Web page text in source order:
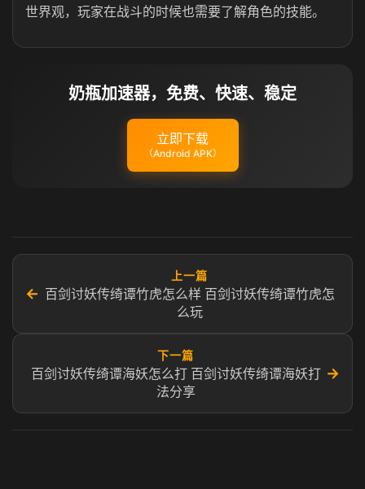
世界观，玩家在战斗的时候也需要了解角色的技能。
奶瓶加速器，免费、快速、稳定
立即下载
（Android APK）
←
上一篇
百剑讨妖传绮谭竹虎怎么样 百剑讨妖传绮谭竹虎怎
么玩
下一篇
百剑讨妖传绮谭海妖怎么打 百剑讨妖传绮谭海妖打
法分享
→